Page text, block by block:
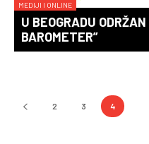
MEDIJI I ONLINE
U BEOGRADU
BAROMETER”
2 3 4